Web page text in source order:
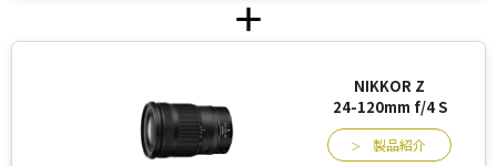
NIKKOR Z
24-120mm f/4 S
製品紹介